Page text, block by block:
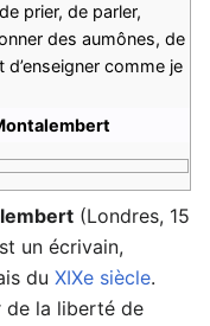
prier, de parler,
des aumônes, de
d’enseigner comme je
(Londres, 15
un écrivain,
du XIXe siècle.
de la liberté de